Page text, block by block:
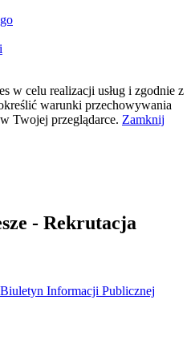
w celu realizacji usług i zgodnie z
warunki przechowywania
w Twojej przeglądarce. Zamknij
- Rekrutacja
Biuletyn Informacji Publicznej